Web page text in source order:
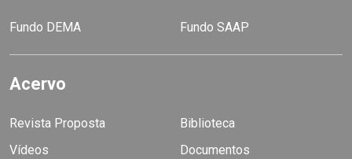
Fundo DEMA Fundo SAAP
Acervo
Revista Proposta
Biblioteca
Vídeos
Documentos